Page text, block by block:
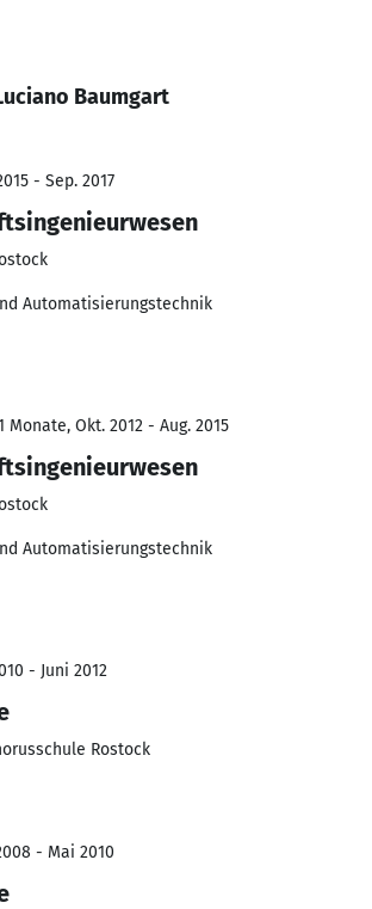
Baumgart
- Sep. 2017
Automatisierungstechnik
Monate, Okt. 2012 - Aug. 2015
Automatisierungstechnik
- Juni 2012
Rostock
- Mai 2010